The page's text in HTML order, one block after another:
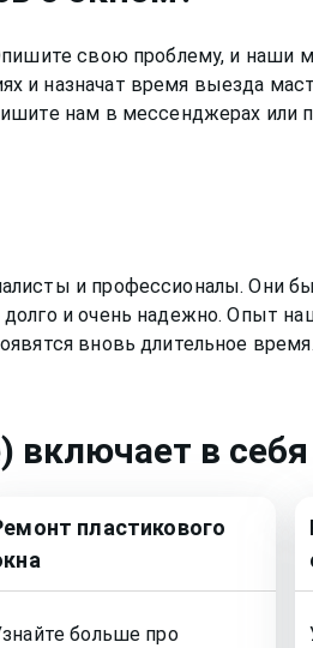
свою проблему, и
и назначат время выезда
нам в мессенджерах или
и профессионалы. Они
и очень надежно. Опыт
вновь длительное время.
включает в
пластикового
больше про